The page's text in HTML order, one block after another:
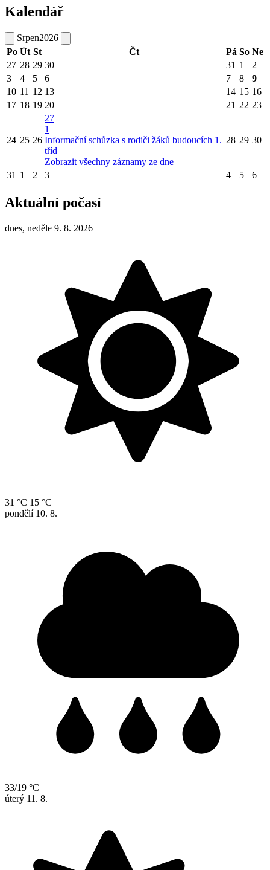
Kalendář
Srpen2026
Po Út St Čt Pá So Ne
27 28 29 30 31 1
2
3
4 5 6 7 8
9
10 11 12 13 14 15 16
17 18 19 20 21 22 23
24 25 26
27
1
Informační schůzka s rodiči žáků budoucích 1.
tříd
Zobrazit všechny záznamy ze dne
28 29 30
31 1 2 3 4 5 6
Aktuální počasí
dnes, neděle 9. 8. 2026
31 °C 15 °C
pondělí 10. 8.
33/19 °C
úterý 11. 8.